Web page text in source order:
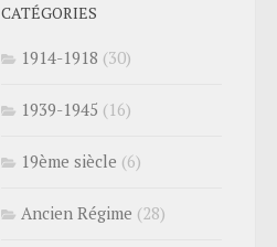
CATÉGORIES
1914-1918 (30)
1939-1945 (16)
19ème siècle (6)
Ancien Régime (28)